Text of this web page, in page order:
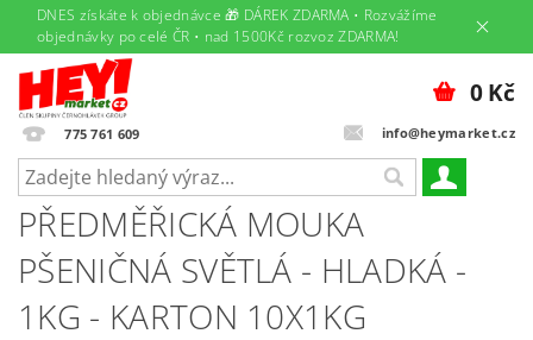
DNES získáte k objednávce 🎁 DÁREK ZDARMA • Rozvážíme
objednávky po celé ČR • nad 1500Kč rozvoz ZDARMA!
775 761 609 info@heymarket.cz
0 Kč
PŘEDMĚŘICKÁ MOUKA
PŠENIČNÁ SVĚTLÁ - HLADKÁ -
1KG - KARTON 10X1KG